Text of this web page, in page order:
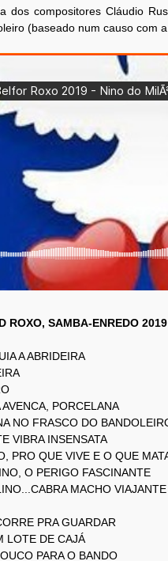
dos compositores Cláudio
(baseado num causo com
ROXO, SAMBA-ENREDO 2019
A ABRIDEIRA
PORCELANA
NO FRASCO DO
VIBRA INSENSATA
PRO QUE VIVE E O QUE
O PERIGO FASCINANTE
MACHO VIAJANTE
PRA GUARDAR
LOTE DE CAJÁ
PARA O BANDO